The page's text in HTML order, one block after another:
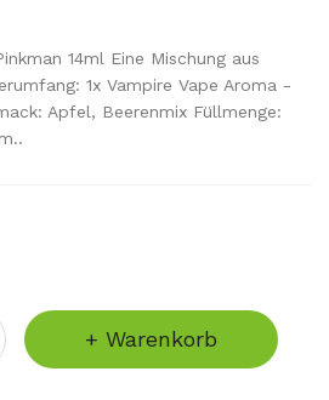
14ml Eine Mischung aus
1x Vampire Vape Aroma -
Apfel, Beerenmix Füllmenge:
+ Warenkorb